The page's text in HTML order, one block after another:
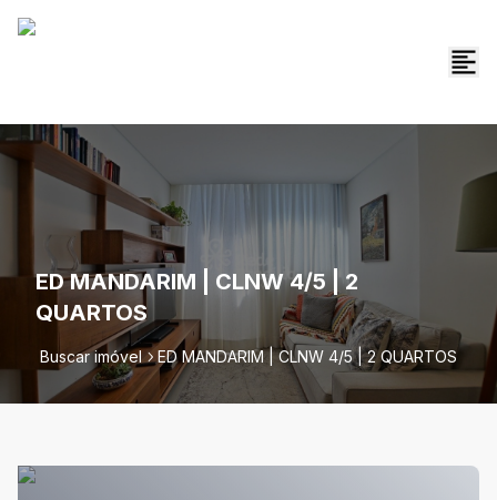
ED MANDARIM | CLNW 4/5 | 2
QUARTOS
Buscar imóvel ED MANDARIM | CLNW 4/5 | 2 QUARTOS